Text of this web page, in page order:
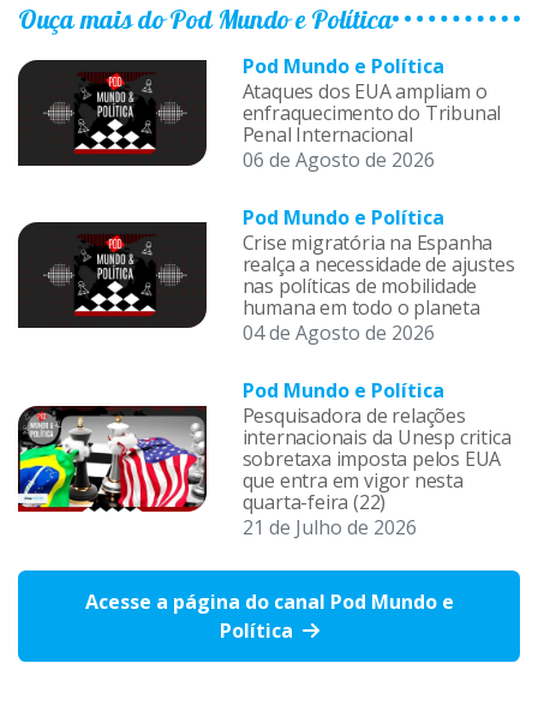
Ouça mais do Pod Mundo e Política
Pod Mundo e Política
Ataques dos EUA ampliam o
enfraquecimento do Tribunal
Penal Internacional
06 de Agosto de 2026
Pod Mundo e Política
Crise migratória na Espanha
realça a necessidade de ajustes
nas políticas de mobilidade
humana em todo o planeta
04 de Agosto de 2026
Pod Mundo e Política
Pesquisadora de relações
internacionais da Unesp critica
sobretaxa imposta pelos EUA
que entra em vigor nesta
quarta-feira (22)
21 de Julho de 2026
Acesse a página do canal Pod Mundo e
Política